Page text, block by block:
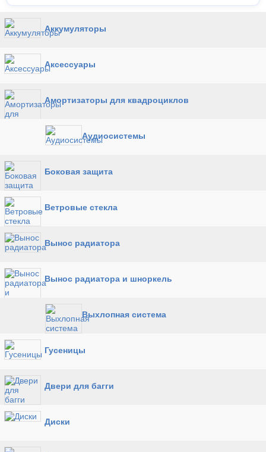
Аккумуляторы
Аксессуары
Амортизаторы для квадроциклов
Аудиосистемы
Боковая защита
Ветровые стекла
Вынос радиатора
Вынос радиатора и шноркель
Выхлопная система
Гусеницы
Двери для багги
Диски